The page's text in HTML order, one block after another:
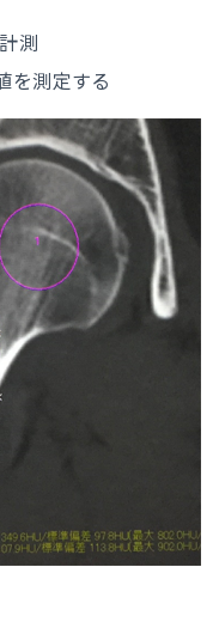
測
を測定する